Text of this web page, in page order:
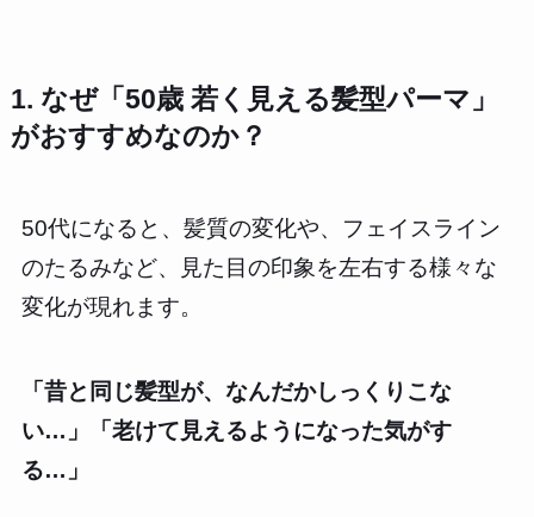
1. なぜ「50歳 若く見える髪型パーマ」
がおすすめなのか？
50代になると、髪質の変化や、フェイスライン
のたるみなど、見た目の印象を左右する様々な
変化が現れます。
「昔と同じ髪型が、なんだかしっくりこな
い…」「老けて見えるようになった気がす
る…」